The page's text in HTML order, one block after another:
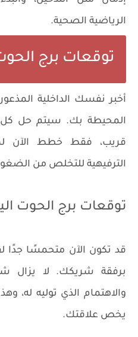
الرياضية الصحية.
توقعات برج
أخبر نفسك الداخلية
المحيطة بك. سيتم حل
قريب، فقط خطط الآن
الترفيهية للتخلص من
توقعات برج الحوت
قد تكون الآن متحمسًا جدًا
برفقة شريكك. لا يزال
والاهتمام الذي توليه له،
يخص علاقتك.